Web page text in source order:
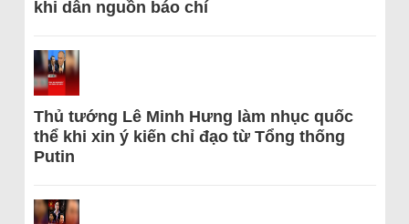
khi dẫn nguồn báo chí
Thủ tướng Lê Minh Hưng làm nhục quốc
thể khi xin ý kiến chỉ đạo từ Tổng thống
Putin